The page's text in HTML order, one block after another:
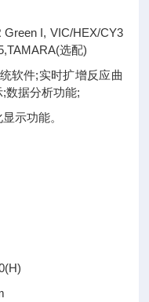
I, VIC/HEX/CY3
选配)
件;实时扩增反应曲
数据分析功能;
示功能。